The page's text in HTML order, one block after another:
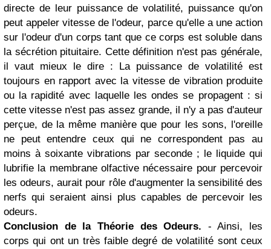
directe de leur puissance de volatilité, puissance qu'on
peut appeler vitesse de l'odeur, parce qu'elle a une action
sur l'odeur d'un corps tant que ce corps est soluble dans
la sécrétion pituitaire. Cette définition n'est pas générale,
il vaut mieux le dire : La puissance de volatilité est
toujours en rapport avec la vitesse de vibration produite
ou la rapidité avec laquelle les ondes se propagent : si
cette vitesse n'est pas assez grande, il n'y a pas d'auteur
perçue, de la même manière que pour les sons, l'oreille
ne peut entendre ceux qui ne correspondent pas au
moins à soixante vibrations par seconde ; le liquide qui
lubrifie la membrane olfactive nécessaire pour percevoir
les odeurs, aurait pour rôle d'augmenter la sensibilité des
nerfs qui seraient ainsi plus capables de percevoir les
odeurs.
Conclusion de la Théorie des Odeurs. - Ainsi, les
corps qui ont un très faible degré de volatilité sont ceux